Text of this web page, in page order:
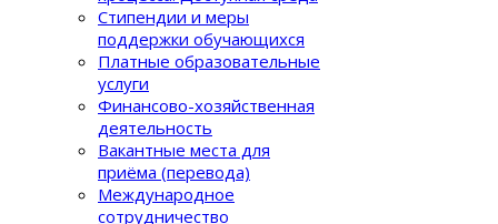
Стипендии и меры
поддержки обучающихся
Платные образовательные
услуги
Финансово-хозяйственная
деятельность
Вакантные места для
приёма (перевода)
Международное
сотрудничество